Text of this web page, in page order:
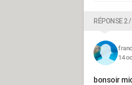
RÉPONSE 2
14
bonsoir